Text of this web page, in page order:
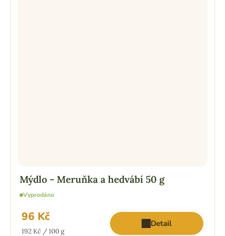
Mýdlo - Meruňka a hedvábí 50 g
Vyprodáno
96 Kč
Měrná
192 Kč / 100 g
Detail